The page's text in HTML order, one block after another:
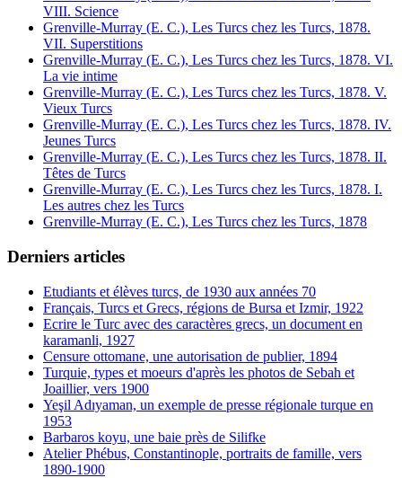
VIII. Science
Grenville-Murray (E. C.), Les Turcs chez les Turcs, 1878.
VII. Superstitions
Grenville-Murray (E. C.), Les Turcs chez les Turcs, 1878. VI.
La vie intime
Grenville-Murray (E. C.), Les Turcs chez les Turcs, 1878. V.
Vieux Turcs
Grenville-Murray (E. C.), Les Turcs chez les Turcs, 1878. IV.
Jeunes Turcs
Grenville-Murray (E. C.), Les Turcs chez les Turcs, 1878. II.
Têtes de Turcs
Grenville-Murray (E. C.), Les Turcs chez les Turcs, 1878. I.
Les autres chez les Turcs
Grenville-Murray (E. C.), Les Turcs chez les Turcs, 1878
Derniers articles
Etudiants et élèves turcs, de 1930 aux années 70
Français, Turcs et Grecs, régions de Bursa et Izmir, 1922
Ecrire le Turc avec des caractères grecs, un document en
karamanli, 1927
Censure ottomane, une autorisation de publier, 1894
Turquie, types et moeurs d'après les photos de Sebah et
Joaillier, vers 1900
Yeşil Adıyaman, un exemple de presse régionale turque en
1953
Barbaros koyu, une baie près de Silifke
Atelier Phébus, Constantinople, portraits de famille, vers
1890-1900